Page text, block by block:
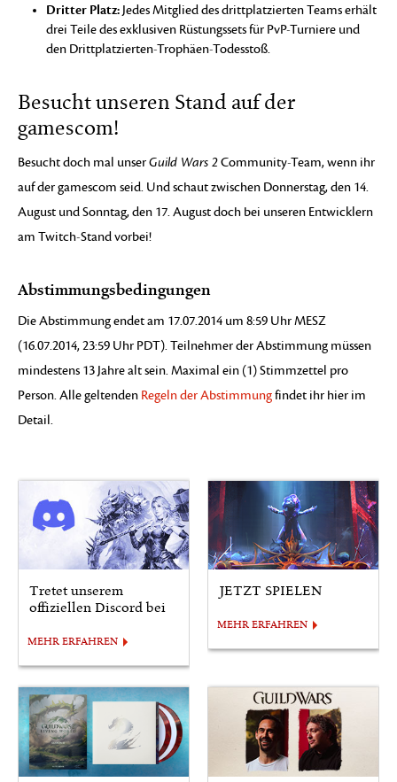
Dritter Platz: Jedes Mitglied des drittplatzierten Teams erhält
drei Teile des exklusiven Rüstungssets für PvP-Turniere und
den Drittplatzierten-Trophäen-Todesstoß.
Besucht unseren Stand auf der
gamescom!
Besucht doch mal unserGuild Wars 2Community-Team, wenn ihr
auf der gamescom seid. Und schaut zwischen Donnerstag, den 14.
August und Sonntag, den 17. August doch bei unseren Entwicklern
am Twitch-Stand vorbei!
Abstimmungsbedingungen
Die Abstimmung endet am 17.07.2014 um 8:59 Uhr MESZ
(16.07.2014, 23:59 Uhr PDT). Teilnehmer der Abstimmung müssen
mindestens 13 Jahre alt sein. Maximal ein (1) Stimmzettel pro
Person. Alle geltenden Regeln der Abstimmungfindet ihr hier im
Detail.
Tretet unserem
offiziellen Discord bei
MEHR ERFAHREN
JETZT SPIELEN
MEHR ERFAHREN